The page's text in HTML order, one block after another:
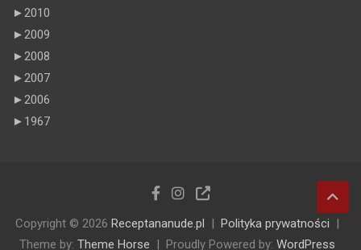
►2010
►2009
►2008
►2007
►2006
► 1967
Copyright © 2026 Receptananude.pl
Polityka prywatności
Theme by: Theme Horse Proudly Powered by: WordPress